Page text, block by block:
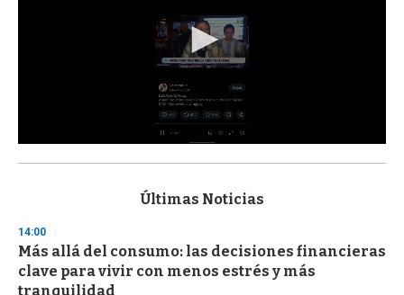
s
d
s
o
f
Últimas Noticias
14:00
Más allá del consumo: las decisiones financieras
clave para vivir con menos estrés y más
tranquilidad